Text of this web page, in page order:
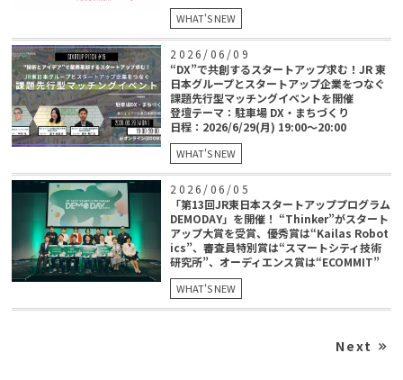
WHAT'S NEW
2026/06/09
“DX”で共創するスタートアップ求む！JR 東
日本グループとスタートアップ企業をつなぐ
課題先行型マッチングイベントを開催
登壇テーマ：駐車場 DX・まちづくり
日程：2026/6/29(月) 19:00～20:00
WHAT'S NEW
2026/06/05
「第13回JR東日本スタートアッププログラム
DEMODAY」を開催！ “Thinker”がスタート
アップ大賞を受賞、優秀賞は“Kailas Robot
ics”、審査員特別賞は“スマートシティ技術
研究所”、オーディエンス賞は“ECOMMIT”
WHAT'S NEW
Next